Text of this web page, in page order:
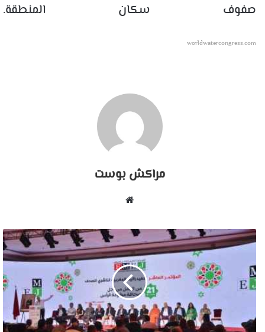
صفوف سكان المنطقة.
worldwatercongress.com
مراكش بوست